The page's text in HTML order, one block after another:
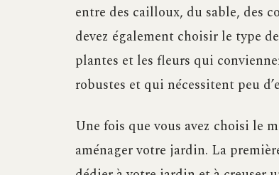
entre des cailloux, du sable, des
devez également choisir le type
plantes et les fleurs qui
robustes et qui nécessitent peu
Une fois que vous avez choisi le
aménager votre jardin. La